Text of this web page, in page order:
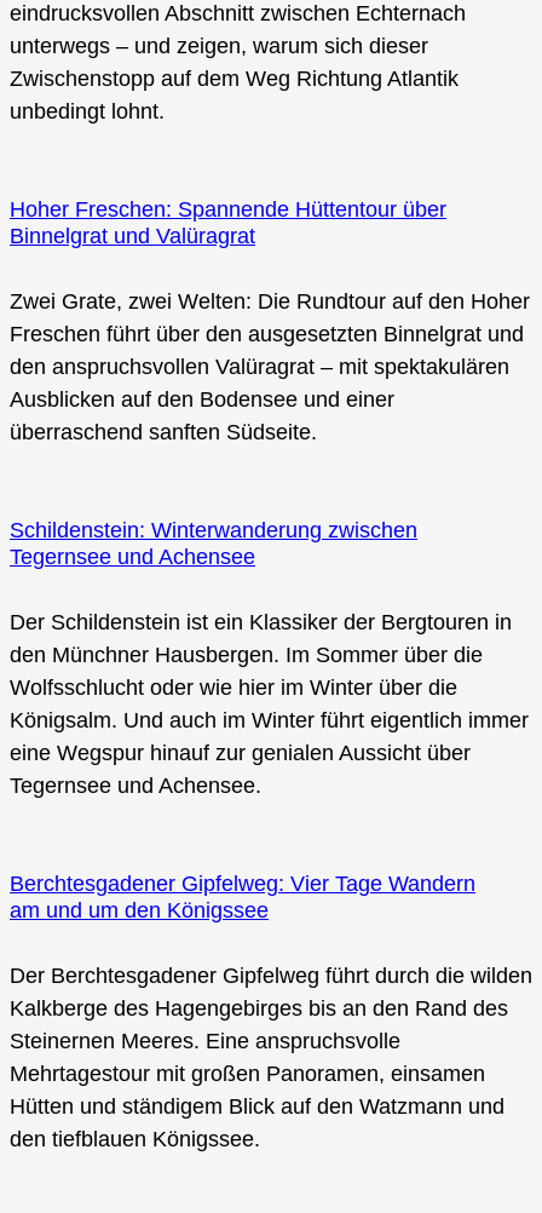
eindrucksvollen Abschnitt zwischen Echternach
unterwegs – und zeigen, warum sich dieser
Zwischenstopp auf dem Weg Richtung Atlantik
unbedingt lohnt.
Hoher Freschen: Spannende Hüttentour über
Binnelgrat und Valüragrat
Zwei Grate, zwei Welten: Die Rundtour auf den Hoher
Freschen führt über den ausgesetzten Binnelgrat und
den anspruchsvollen Valüragrat – mit spektakulären
Ausblicken auf den Bodensee und einer
überraschend sanften Südseite.
Schildenstein: Winterwanderung zwischen
Tegernsee und Achensee
Der Schildenstein ist ein Klassiker der Bergtouren in
den Münchner Hausbergen. Im Sommer über die
Wolfsschlucht oder wie hier im Winter über die
Königsalm. Und auch im Winter führt eigentlich immer
eine Wegspur hinauf zur genialen Aussicht über
Tegernsee und Achensee.
Berchtesgadener Gipfelweg: Vier Tage Wandern
am und um den Königssee
Der Berchtesgadener Gipfelweg führt durch die wilden
Kalkberge des Hagengebirges bis an den Rand des
Steinernen Meeres. Eine anspruchsvolle
Mehrtagestour mit großen Panoramen, einsamen
Hütten und ständigem Blick auf den Watzmann und
den tiefblauen Königssee.